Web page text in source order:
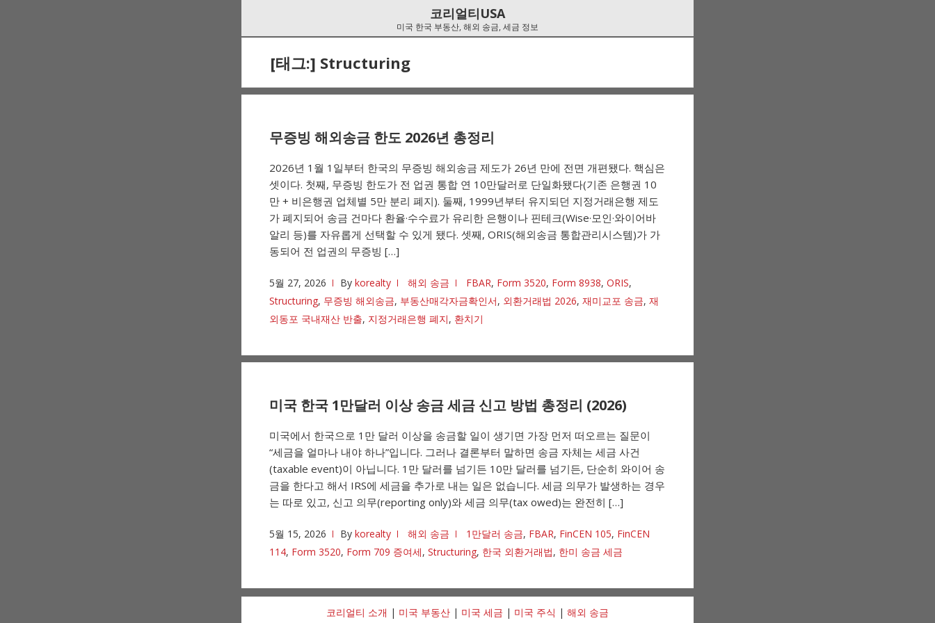
코리얼티USA
미국 한국 부동산, 해외 송금, 세금 정보
[태그:] Structuring
무증빙 해외송금 한도 2026년 총정리
2026년 1월 1일부터 한국의 무증빙 해외송금 제도가 26년 만에 전면 개편됐다. 핵심은
셋이다. 첫째, 무증빙 한도가 전 업권 통합 연 10만달러로 단일화됐다(기존 은행권 10
만 + 비은행권 업체별 5만 분리 폐지). 둘째, 1999년부터 유지되던 지정거래은행 제도
가 폐지되어 송금 건마다 환율·수수료가 유리한 은행이나 핀테크(Wise·모인·와이어바
알리 등)를 자유롭게 선택할 수 있게 됐다. 셋째, ORIS(해외송금 통합관리시스템)가 가
동되어 전 업권의 무증빙 […]
5월 27, 2026 By korealty 해외 송금 FBAR, Form 3520, Form 8938, ORIS,
Structuring, 무증빙 해외송금, 부동산매각자금확인서, 외환거래법 2026, 재미교포 송금, 재
외동포 국내재산 반출, 지정거래은행 폐지, 환치기
미국 한국 1만달러 이상 송금 세금 신고 방법 총정리 (2026)
미국에서 한국으로 1만 달러 이상을 송금할 일이 생기면 가장 먼저 떠오르는 질문이
“세금을 얼마나 내야 하나”입니다. 그러나 결론부터 말하면 송금 자체는 세금 사건
(taxable event)이 아닙니다. 1만 달러를 넘기든 10만 달러를 넘기든, 단순히 와이어 송
금을 한다고 해서 IRS에 세금을 추가로 내는 일은 없습니다. 세금 의무가 발생하는 경우
는 따로 있고, 신고 의무(reporting only)와 세금 의무(tax owed)는 완전히 […]
5월 15, 2026 By korealty 해외 송금 1만달러 송금, FBAR, FinCEN 105, FinCEN
114, Form 3520, Form 709 증여세, Structuring, 한국 외환거래법, 한미 송금 세금
코리얼티 소개 | 미국 부동산 | 미국 세금 | 미국 주식 | 해외 송금